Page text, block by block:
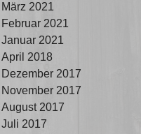
März 2021
Februar 2021
Januar 2021
April 2018
Dezember 2017
November 2017
August 2017
Juli 2017